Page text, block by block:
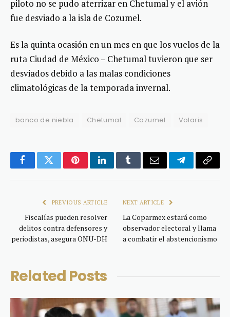
piloto no se pudo aterrizar en Chetumal y el avión
fue desviado a la isla de Cozumel.
Es la quinta ocasión en un mes en que los vuelos de la
ruta Ciudad de México – Chetumal tuvieron que ser
desviados debido a las malas condiciones
climatológicas de la temporada invernal.
banco de niebla Chetumal Cozumel Volaris
FacebookTwitterPinterestLinkedInTumblrEmail TelegramCopy
PREVIOUS ARTICLE
Fiscalías pueden resolver
delitos contra defensores y
periodistas, asegura ONU-DH
NEXT ARTICLE
La Coparmex estará como
observador electoral y llama
a combatir el abstencionismo
Related Posts